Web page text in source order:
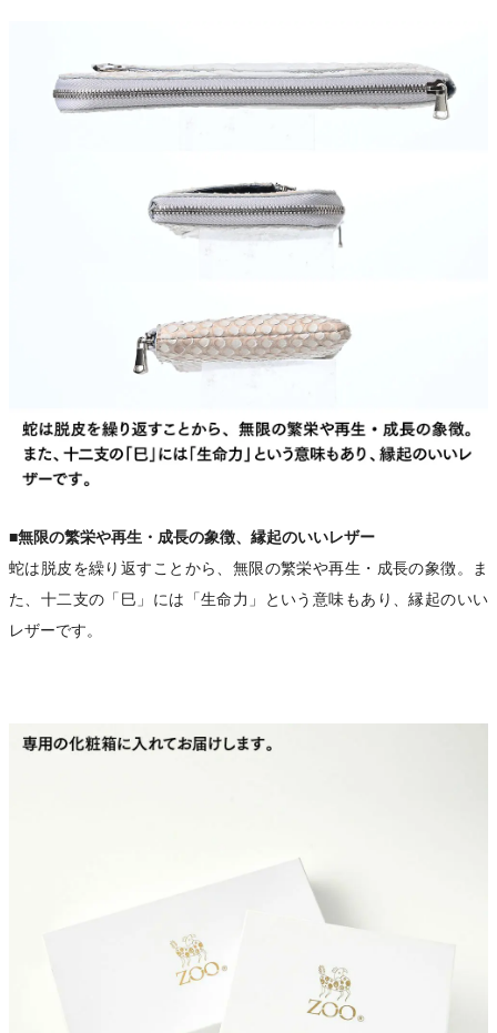
■無限の繁栄や再生・成長の象徴、縁起のいいレザー
蛇は脱皮を繰り返すことから、無限の繁栄や再生・成長の象徴。ま
た、十二支の「巳」には「生命力」という意味もあり、縁起のいい
レザーです。